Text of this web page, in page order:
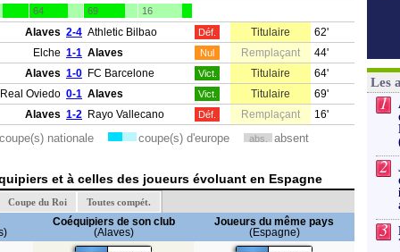
64 69 16
Alaves 2-4 Athletic Bilbao Déf. Titulaire
62'
Elche 1-1 Alaves Nul Remplaçant
44'
Alaves 1-0 FC Barcelone Vict. Titulaire
64'
Real Oviedo 0-1 Alaves Vict. Titulaire
69'
Alaves 1-2 Rayo Vallecano Déf. Remplaçant 16'
coupe(s) nationale coupe(s) d'europe abs. absent
et à celles des joueurs évoluant en Espagne
Coupe du Roi Toutes compét.
Coéquipiers de son club
(Alaves)
Joueurs du même pays
(Espagne)
Les
1
2
3